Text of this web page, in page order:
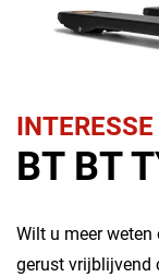
BT BT
Wilt u meer weten
gerust vrijblijvend